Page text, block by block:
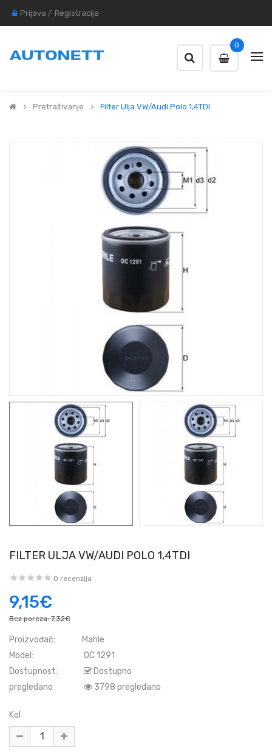
Prijava / Registracija
0
Pretraživanje Filter Ulja VW/Audi Polo 1,4TDI
FILTER ULJA VW/AUDI POLO 1,4TDI
0 recenzija
9,15€
Bez poreza: 7,32€
Proizvođač:
Mahle
Model:
OC 1291
Dostupnost:
Dostupno
pregledano
3798 pregledano
Kol